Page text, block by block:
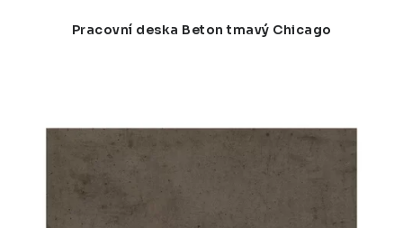
Pracovní deska Beton tmavý Chicago